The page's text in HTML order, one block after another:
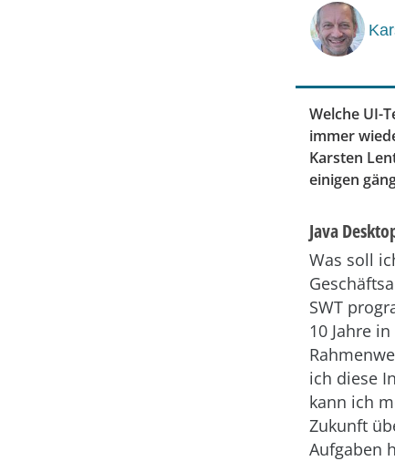
Welche UI-
immer
Karsten
einigen
Java
Was soll
SWT
10 Jahre
ich diese
kann ich
Zukunft
Aufgaben